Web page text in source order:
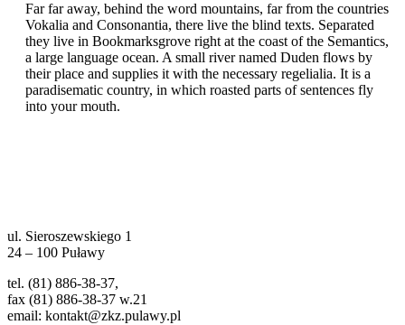
Far far away, behind the word mountains, far from the countries
Vokalia and Consonantia, there live the blind texts. Separated
they live in Bookmarksgrove right at the coast of the Semantics,
a large language ocean. A small river named Duden flows by
their place and supplies it with the necessary regelialia. It is a
paradisematic country, in which roasted parts of sentences fly
into your mouth.
ul. Sieroszewskiego 1
24 – 100 Puławy
tel. (81) 886-38-37,
fax (81) 886-38-37 w.21
email: kontakt@zkz.pulawy.pl